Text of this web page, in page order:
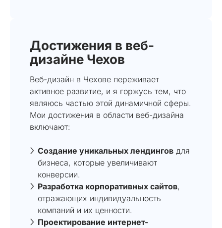
Достижения в веб-
дизайне Чехов
Веб-дизайн в Чехове переживает
активное развитие, и я горжусь тем, что
являюсь частью этой динамичной сферы.
Мои достижения в области веб-дизайна
включают:
Создание уникальных лендингов для
бизнеса, которые увеличивают
конверсии.
Разработка корпоративных сайтов,
отражающих индивидуальность
компаний и их ценности.
Проектирование интернет-